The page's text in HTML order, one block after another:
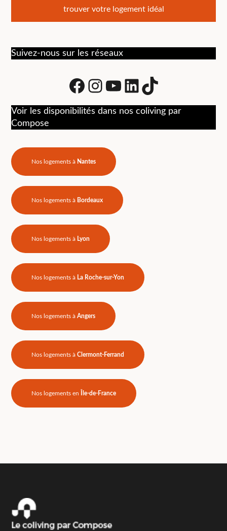
l’articletrouver votre logement idéal
Suivez-nous sur les réseaux
Facebook
Instagram
Youtube
LinkedIn
tiktok
Voir les disponibilités dans nos coliving par
Compose
Nos logements à Nantes
Nos logements à Bordeaux
Nos logements à Lyon
Nos logements à La Roche-sur-Yon
Nos logements àAngers
Nos logements àClermont-Ferrand
Nos logements en Île-de-France